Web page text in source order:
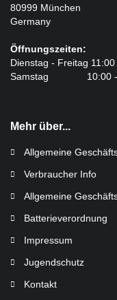
80999 München
Germany
Öffnungszeiten:
Dienstag - Freitag
Samstag 10:00 -
Mehr über...
Allgemeine
Verbraucher Info
Allgemeine
Batterieverordnung
Impressum
Jugendschutz
Kontakt